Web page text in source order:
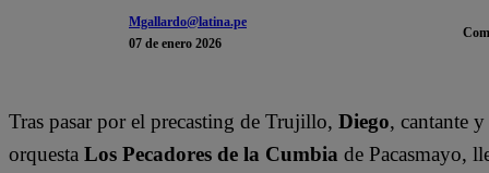
Mgallardo@latina.pe
07 de enero 2026
Tras pasar por el precasting de Trujillo, Diego, cantante
orquesta Los Pecadores de la Cumbia de Pacasmayo,